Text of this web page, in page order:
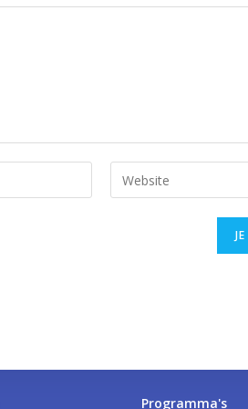
Programma's